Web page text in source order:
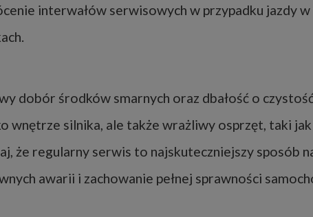
interwałów serwisowych w przypadku jazdy
dobór środków smarnych oraz dbałość o
wnętrze silnika, ale także wrażliwy osprzęt, taki jak
że regularny serwis to najskuteczniejszy sposób
awarii i zachowanie pełnej sprawności